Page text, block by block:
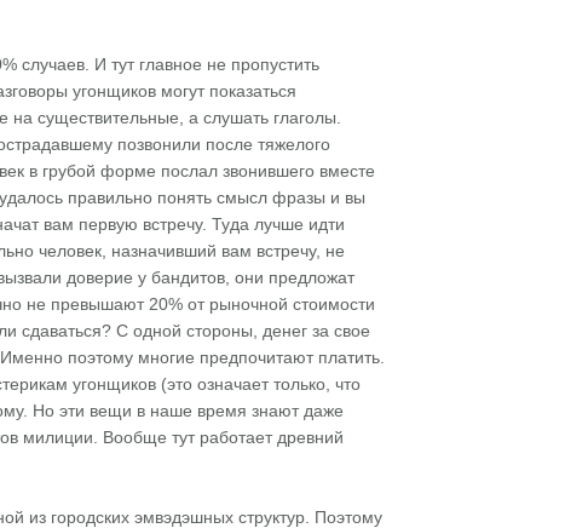
случаев. И тут главное не пропустить
угонщиков могут показаться
существительные, а слушать глаголы.
позвонили после тяжелого
в грубой форме послал звонившего вместе
правильно понять смысл фразы и вы
вам первую встречу. Туда лучше идти
человек, назначивший вам встречу, не
доверие у бандитов, они предложат
не превышают 20% от рыночной стоимости
сдаваться? С одной стороны, денег за свое
поэтому многие предпочитают платить.
угонщиков (это означает только, что
Но эти вещи в наше время знают даже
милиции. Вообще тут работает древний
из городских эмвэдэшных структур. Поэтому